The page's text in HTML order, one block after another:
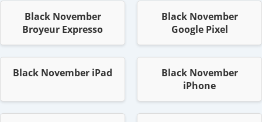
Black November
Broyeur Expresso
Black November
Google Pixel
Black November iPad
Black November
iPhone